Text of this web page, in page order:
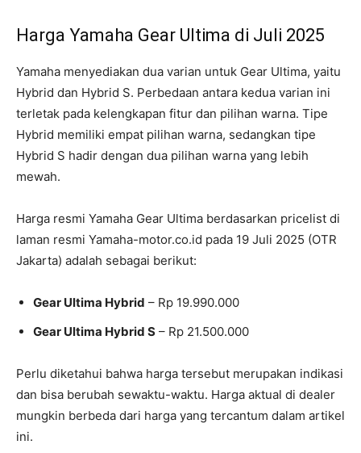
Harga Yamaha Gear Ultima di Juli 2025
Yamaha menyediakan dua varian untuk Gear Ultima, yaitu
Hybrid dan Hybrid S. Perbedaan antara kedua varian ini
terletak pada kelengkapan fitur dan pilihan warna. Tipe
Hybrid memiliki empat pilihan warna, sedangkan tipe
Hybrid S hadir dengan dua pilihan warna yang lebih
mewah.
Harga resmi Yamaha Gear Ultima berdasarkan pricelist di
laman resmi Yamaha-motor.co.id pada 19 Juli 2025 (OTR
Jakarta) adalah sebagai berikut:
Gear Ultima Hybrid – Rp 19.990.000
Gear Ultima Hybrid S – Rp 21.500.000
Perlu diketahui bahwa harga tersebut merupakan indikasi
dan bisa berubah sewaktu-waktu. Harga aktual di dealer
mungkin berbeda dari harga yang tercantum dalam artikel
ini.